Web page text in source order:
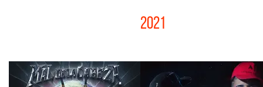
2021